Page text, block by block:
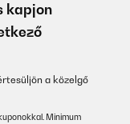
kapjon
a közelgő
Minimum